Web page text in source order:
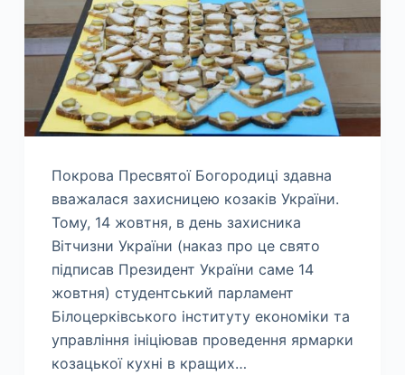
Покрова Пресвятої Богородиці здавна
вважалася захисницею козаків України.
Тому, 14 жовтня, в день захисника
Вітчизни України (наказ про це свято
підписав Президент України саме 14
жовтня) студентський парламент
Білоцерківського інституту економіки та
управління ініціював проведення ярмарки
козацької кухні в кращих…